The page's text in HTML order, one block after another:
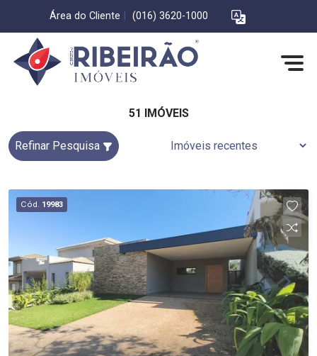
Área do Cliente (016) 3620-1000
51 IMÓVEIS
Refinar Pesquisa
Cód. 19983